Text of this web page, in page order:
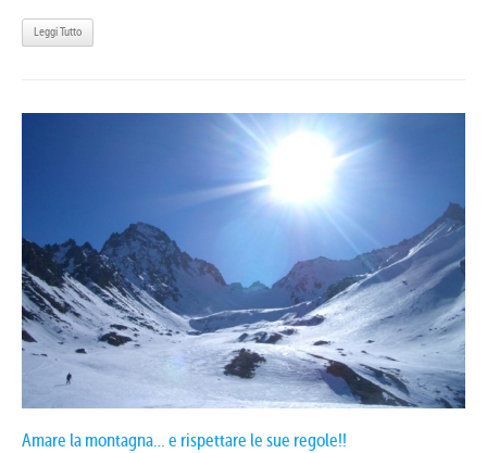
Leggi Tutto
Amare la montagna… e rispettare le sue regole!!